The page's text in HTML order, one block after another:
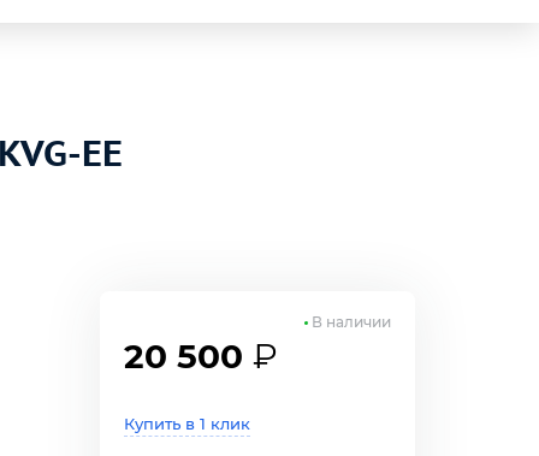
EE
20 500 ₽
Купить в 1 клик
В наличии